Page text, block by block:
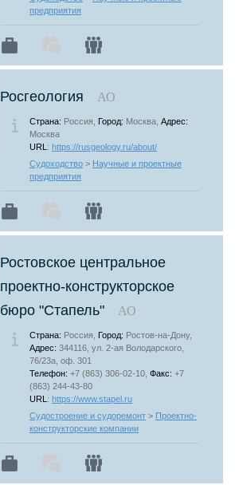
предприятия
Росгеология АО
Страна: Россия, Город: Москва, Адрес:
Москва
URL : https://rusgeology.ru/about/
Судоходство > Научные и проектные
предприятия
Ростовское центральное
проектно-конструкторское
бюро "Стапель"
АО
Страна: Россия, Город: Ростов-на-Дону,
Адрес: 344116, ул. 2-ая Володарского,
76/23а, оф. 301
Телефон: +7 (863) 306-02-10, Факс: +7
(863) 244-43-80
URL : https://www.stapel.ru
Судостроение и судоремонт > Проектно-
конструкторские компании